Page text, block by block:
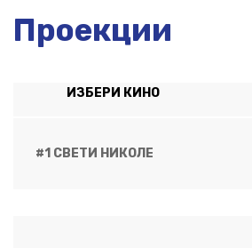
Проекции
ИЗБЕРИ КИНО
#1 СВЕТИ НИКОЛЕ